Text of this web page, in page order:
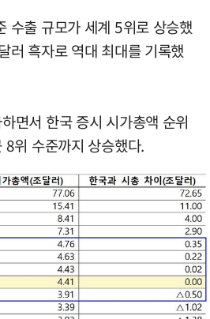
수출 규모가 세계 5위로 상승했
러 흑자로 역대 최대를 기록했
면서 한국 증시 시가총액 순위
위 수준까지 상승했다.